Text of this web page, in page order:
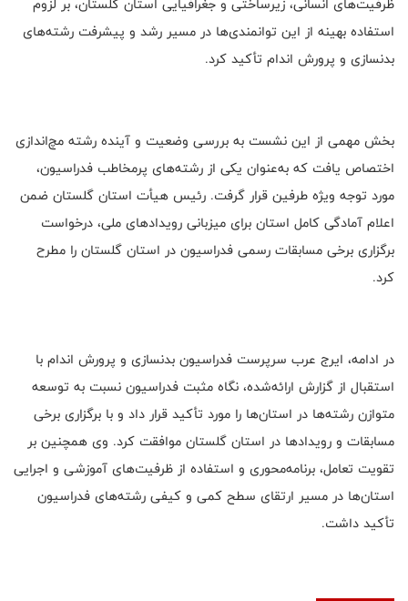
استفاده بهینه از این توانمندی‌ها در مسیر رشد و پیشرفت رشته‌های
بدنسازی و پرورش اندام تأکید کرد.
بخش مهمی از این نشست به بررسی وضعیت و آینده رشته مچ‌اندازی
اختصاص یافت که به‌عنوان یکی از رشته‌های پرمخاطب فدراسیون،
مورد توجه ویژه طرفین قرار گرفت. رئیس هیأت استان گلستان ضمن
اعلام آمادگی کامل استان برای میزبانی رویدادهای ملی، درخواست
برگزاری برخی مسابقات رسمی فدراسیون در استان گلستان را مطرح
کرد.
در ادامه، ایرج عرب سرپرست فدراسیون بدنسازی و پرورش اندام با
استقبال از گزارش ارائه‌شده، نگاه مثبت فدراسیون نسبت به توسعه
متوازن رشته‌ها در استان‌ها را مورد تأکید قرار داد و با برگزاری برخی
مسابقات و رویدادها در استان گلستان موافقت کرد. وی همچنین بر
تقویت تعامل، برنامه‌محوری و استفاده از ظرفیت‌های آموزشی و اجرایی
استان‌ها در مسیر ارتقای سطح کمی و کیفی رشته‌های فدراسیون
تأکید داشت.